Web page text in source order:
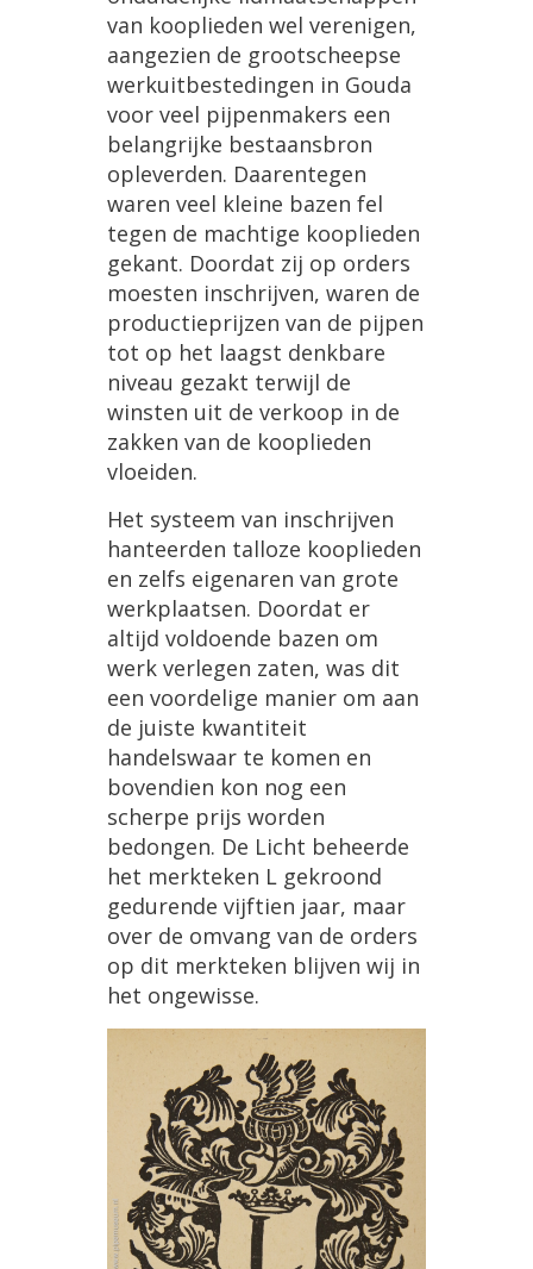
van kooplieden wel verenigen,
aangezien de grootscheepse
werkuitbestedingen in Gouda
voor veel pijpenmakers een
belangrijke bestaansbron
opleverden. Daarentegen
waren veel kleine bazen fel
tegen de machtige kooplieden
gekant. Doordat zij op orders
moesten inschrijven, waren de
productieprijzen van de pijpen
tot op het laagst denkbare
niveau gezakt terwijl de
winsten uit de verkoop in de
zakken van de kooplieden
vloeiden.
Het systeem van inschrijven
hanteerden talloze kooplieden
en zelfs eigenaren van grote
werkplaatsen. Doordat er
altijd voldoende bazen om
werk verlegen zaten, was dit
een voordelige manier om aan
de juiste kwantiteit
handelswaar te komen en
bovendien kon nog een
scherpe prijs worden
bedongen. De Licht beheerde
het merkteken L gekroond
gedurende vijftien jaar, maar
over de omvang van de orders
op dit merkteken blijven wij in
het ongewisse.